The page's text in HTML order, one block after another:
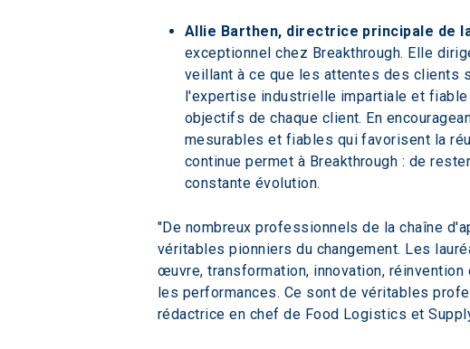
Allie Barthen, directrice principale de
exceptionnel chez Breakthrough. Elle
veillant à ce que les attentes des clients
l'expertise industrielle impartiale et
objectifs de chaque client. En
mesurables et fiables qui favorisent la
continue permet à Breakthrough : de
constante évolution.
"De nombreux professionnels de la chaîne
véritables pionniers du changement. Les
œuvre, transformation, innovation,
les performances. Ce sont de véritables
rédactrice en chef de Food Logistics et